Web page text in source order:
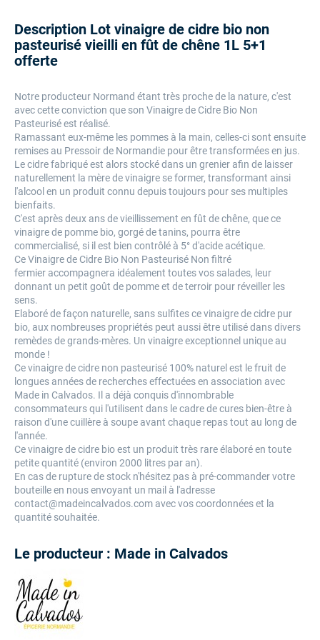
Description Lot vinaigre de cidre bio non
pasteurisé vieilli en fût de chêne 1L 5+1
offerte
Notre producteur Normand étant très proche de la nature, c'est
avec cette conviction que son Vinaigre de Cidre Bio Non
Pasteurisé est réalisé.
Ramassant eux-même les pommes à la main, celles-ci sont ensuite
remises au Pressoir de Normandie pour être transformées en jus.
Le cidre fabriqué est alors stocké dans un grenier afin de laisser
naturellement la mère de vinaigre se former, transformant ainsi
l'alcool en un produit connu depuis toujours pour ses multiples
bienfaits.
C'est après deux ans de vieillissement en fût de chêne, que ce
vinaigre de pomme bio, gorgé de tanins, pourra être
commercialisé, si il est bien contrôlé à 5° d'acide acétique.
Ce Vinaigre de Cidre Bio Non Pasteurisé Non filtré
fermier accompagnera idéalement toutes vos salades, leur
donnant un petit goût de pomme et de terroir pour réveiller les
sens.
Elaboré de façon naturelle, sans sulfites ce vinaigre de cidre pur
bio, aux nombreuses propriétés peut aussi être utilisé dans divers
remèdes de grands-mères. Un vinaigre exceptionnel unique au
monde !
Ce vinaigre de cidre non pasteurisé 100% naturel est le fruit de
longues années de recherches effectuées en association avec
Made in Calvados. Il a déjà conquis d'innombrable
consommateurs qui l'utilisent dans le cadre de cures bien-être à
raison d'une cuillère à soupe avant chaque repas tout au long de
l'année.
Ce vinaigre de cidre bio est un produit très rare élaboré en toute
petite quantité (environ 2000 litres par an).
En cas de rupture de stock n'hésitez pas à pré-commander votre
bouteille en nous envoyant un mail à l'adresse
contact@madeincalvados.com avec vos coordonnées et la
quantité souhaitée.
Le producteur : Made in Calvados